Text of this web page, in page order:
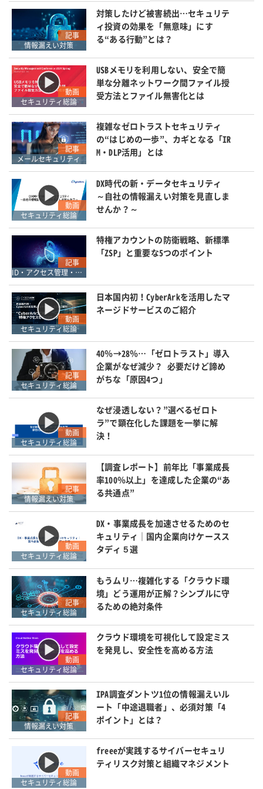
記事
情報漏えい対策
対策したけど被害続出…セキュリテ
ィ投資の効果を「無意味」にす
る“ある行動”とは？
動画
セキュリティ総論
USBメモリを利用しない、安全で簡
単な分離ネットワーク間ファイル授
受方法とファイル無害化とは
記事
メールセキュリティ
複雑なゼロトラストセキュリティ
の“はじめの一歩”、カギとなる「IR
M・DLP活用」とは
動画
セキュリティ総論
DX時代の新・データセキュリティ
～自社の情報漏えい対策を見直しま
せんか？～
記事
ID・アクセス管理・認証
特権アカウントの防衛戦略、新標準
「ZSP」と重要な5つのポイント
動画
セキュリティ総論
日本国内初！CyberArkを活用したマ
ネージドサービスのご紹介
記事
セキュリティ総論
40％→28％…「ゼロトラスト」導入
企業がなぜ減少？ 必要だけど諦め
がちな「原因4つ」
動画
セキュリティ総論
なぜ浸透しない？”選べるゼロト
ラ”で顕在化した課題を一挙に解
決！
記事
情報漏えい対策
【調査レポート】前年比「事業成長
率100％以上」を達成した企業の“あ
る共通点”
動画
セキュリティ総論
DX・事業成長を加速させるためのセ
キュリティ｜国内企業向けケースス
タディ５選
記事
セキュリティ総論
もうムリ…複雑化する「クラウド環
境」どう運用が正解？シンプルに守
るための絶対条件
動画
セキュリティ総論
クラウド環境を可視化して設定ミス
を発見し、安全性を高める方法
記事
情報漏えい対策
IPA調査ダントツ1位の情報漏えいル
ート「中途退職者」、必須対策「4
ポイント」とは？
動画
セキュリティ総論
freeeが実践するサイバーセキュリ
ティリスク対策と組織マネジメント